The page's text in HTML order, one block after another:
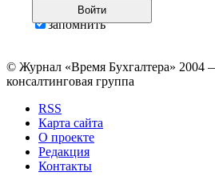
Войти
запомнить
© Журнал «Время Бухгалтера»
консалтинговая группа
RSS
Карта сайта
О проекте
Редакция
Контакты